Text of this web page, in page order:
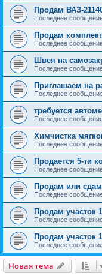
Продам ВАЗ-
Последнее
Продам
Последнее
Швея на
Последнее
Приглашаем на
Последнее
требуется
Последнее
Химчистка
Последнее
Продается 5-ти
Последнее
Продам или
Последнее
Продам участок
Последнее
Продам участок
Последнее
Новая тема